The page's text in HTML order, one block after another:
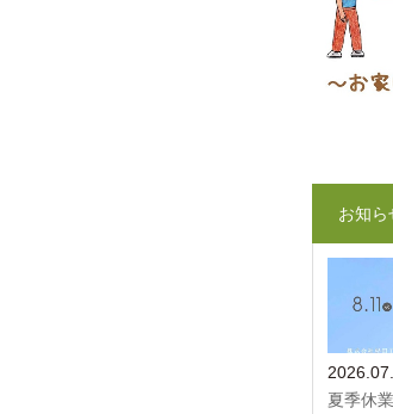
お知ら
夏季休